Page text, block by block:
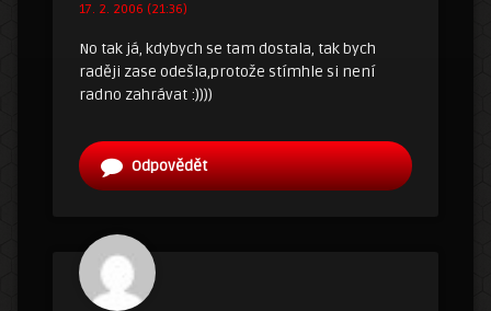
17. 2. 2006 (21:36)
No tak já, kdybych se tam dostala, tak bych
raději zase odešla,protože stímhle si není
radno zahrávat :))))
Odpovědět